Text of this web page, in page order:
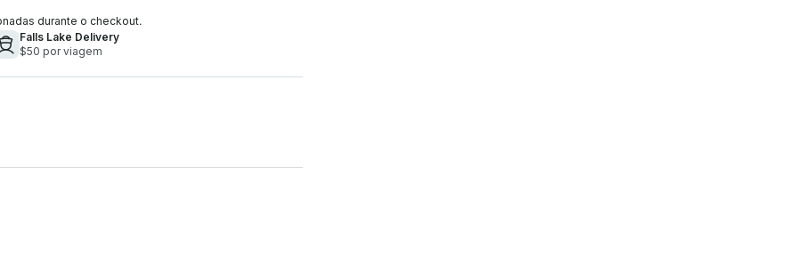
blusa de bimini, plataforma de
Ótimo para: passeios em família,
um dos três lagos listados acima . -
passeio em grupo, este Chaparral
disponibilidade.
durante o checkout.
Falls Lake Delivery
$50 por viagem